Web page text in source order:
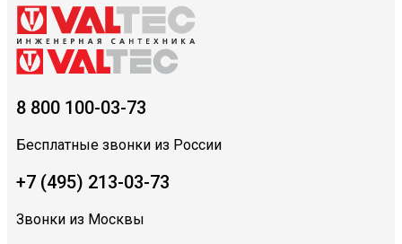
8 800 100-03-73
Бесплатные звонки из России
+7 (495) 213-03-73
Звонки из Москвы